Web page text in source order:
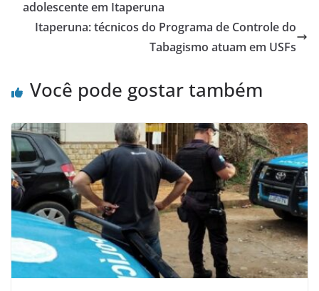
b
o
A
p
adolescente em Itaperuna
Itaperuna: técnicos do Programa de Controle do
Tabagismo atuam em USFs
Você pode gostar também